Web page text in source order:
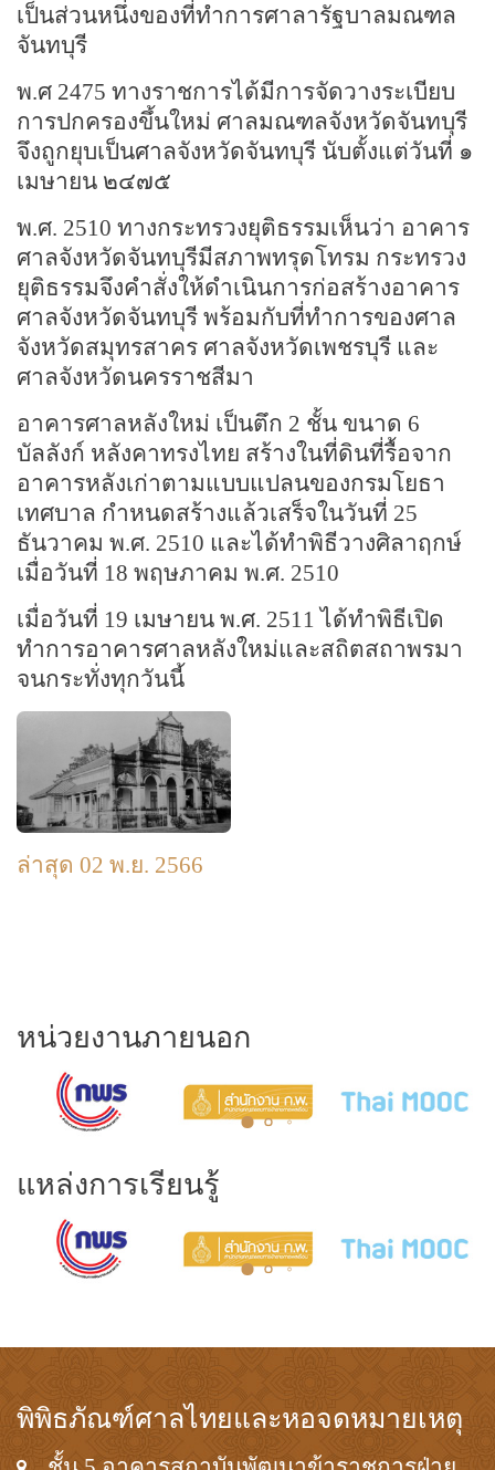
เป็นส่วนหนึ่งของที่ทำการศาลารัฐบาลมณฑล
จันทบุรี
พ.ศ 2475 ทางราชการได้มีการจัดวางระเบียบ
การปกครองขึ้นใหม่ ศาลมณฑลจังหวัดจันทบุรี
จึงถูกยุบเป็นศาลจังหวัดจันทบุรี นับตั้งแต่วันที่ ๑
เมษายน ๒๔๗๕
พ.ศ. 2510 ทางกระทรวงยุติธรรมเห็นว่า อาคาร
ศาลจังหวัดจันทบุรีมีสภาพทรุดโทรม กระทรวง
ยุติธรรมจึงคำสั่งให้ดำเนินการก่อสร้างอาคาร
ศาลจังหวัดจันทบุรี พร้อมกับที่ทำการของศาล
จังหวัดสมุทรสาคร ศาลจังหวัดเพชรบุรี และ
ศาลจังหวัดนครราชสีมา
อาคารศาลหลังใหม่ เป็นตึก 2 ชั้น ขนาด 6
บัลลังก์ หลังคาทรงไทย สร้างในที่ดินที่รื้อจาก
อาคารหลังเก่าตามแบบแปลนของกรมโยธา
เทศบาล กำหนดสร้างแล้วเสร็จในวันที่ 25
ธันวาคม พ.ศ. 2510 และได้ทำพิธีวางศิลาฤกษ์
เมื่อวันที่ 18 พฤษภาคม พ.ศ. 2510
เมื่อวันที่ 19 เมษายน พ.ศ. 2511 ได้ทำพิธีเปิด
ทำการอาคารศาลหลังใหม่และสถิตสถาพรมา
จนกระทั่งทุกวันนี้
ล่าสุด 02 พ.ย. 2566
หน่วยงานภายนอก
แหล่งการเรียนรู้
พิพิธภัณฑ์ศาลไทยและหอจดหมายเหตุ